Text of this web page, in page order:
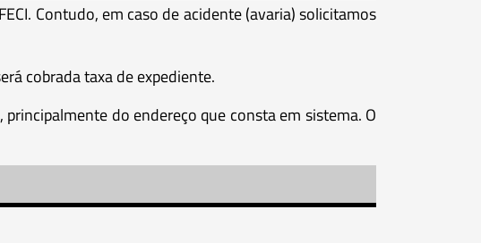
Contudo, em caso de acidente (avaria) solicitamos
cobrada taxa de expediente.
do endereço que consta em sistema. O